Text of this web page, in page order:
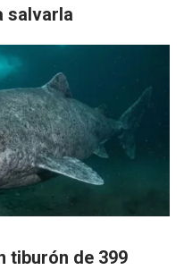
salvarla
tiburón de 399